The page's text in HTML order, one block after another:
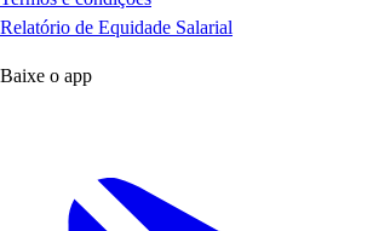
Relatório de Equidade Salarial
Baixe o app